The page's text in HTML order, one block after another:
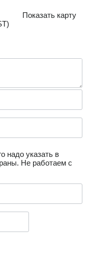
Показать карту
надо указать в
Не работаем с